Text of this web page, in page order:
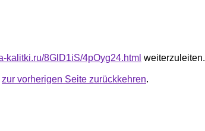
kalitki.ru/8GlD1iS/4pOyg24.html weiterzuleiten.
zur vorherigen Seite zurückkehren.